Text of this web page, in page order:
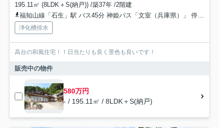
195.11㎡ (8LDK＋S(納戸)) /築37年 /2階建
福知山線「石生」駅 バス45分 神姫バス「文室（兵庫県）」 停歩40分車25分 19.9km
浄化槽排水
高台の和風住宅！！日当たりも良く景色も良いです！
販売中の物件
580万円
- / 195.11㎡ / 8LDK＋S(納戸)